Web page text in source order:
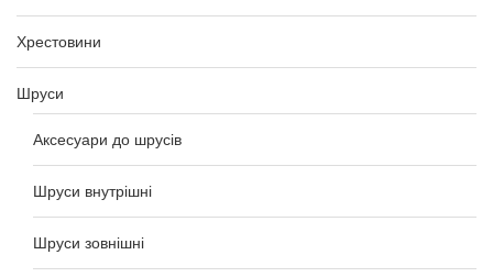
Хрестовини
Шруси
Аксесуари до шрусів
Шруси внутрішні
Шруси зовнішні